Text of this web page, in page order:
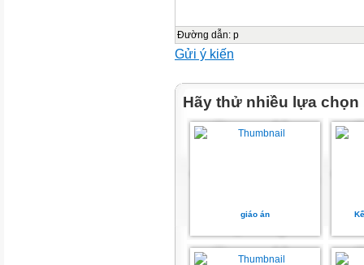
Hợp tác
Tự học, GQVĐ
Chăm học, chăm làm
Đoàn kết, yêu thương
Đường dẫn: p
Gửi ý kiến
Hãy thử nhiều lựa chọn
giáo án